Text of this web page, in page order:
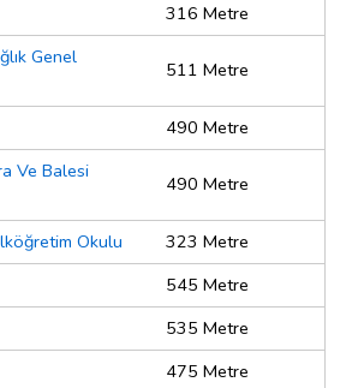
316 Metre
Genel
511 Metre
490 Metre
Ve Balesi
490 Metre
Okulu
323 Metre
545 Metre
535 Metre
475 Metre